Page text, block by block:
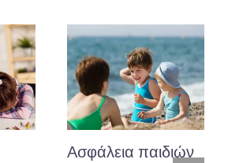
να
διασκεδάσετε
με
τα
παιδιά
σας
και
χαρούν
Ασφάλεια παιδιών